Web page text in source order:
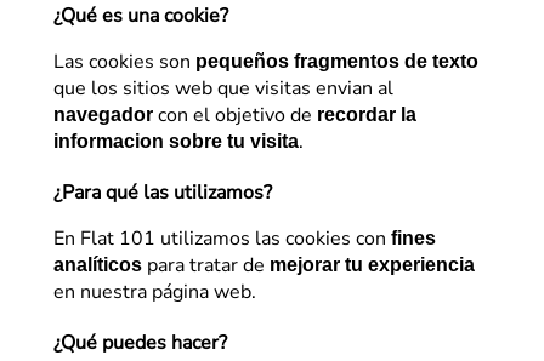
¿Qué es una cookie?
Las cookies son pequeños fragmentos de texto
que los sitios web que visitas envian al
navegador con el objetivo de recordar la
informacion sobre tu visita.
¿Para qué las utilizamos?
En Flat 101 utilizamos las cookies con fines
analíticos para tratar de mejorar tu experiencia
en nuestra página web.
¿Qué puedes hacer?
Política de
Cookies